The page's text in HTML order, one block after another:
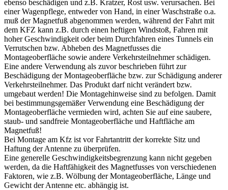
ebenso beschädigen und z.B. Kratzer, Rost usw. verursachen. Bei
einer Wagenpflege, entweder von Hand, in einer Waschstraße o.a.
muß der Magnetfuß abgenommen werden, während der Fahrt mit
dem KFZ kann z.B. durch einen heftigen Windstoß, Fahren mit
hoher Geschwindigkeit oder beim Durchfahren eines Tunnels ein
Verrutschen bzw. Abheben des Magnetfusses die
Montageoberfläche sowie andere Verkehrsteilnehmer schädigen.
Eine andere Verwendung als zuvor beschrieben führt zur
Beschädigung der Montageoberfläche bzw. zur Schädigung anderer
Verkehrsteilnehmer. Das Produkt darf nicht verändert bzw.
umgebaut werden! Die Montagehinweise sind zu befolgen. Damit
bei bestimmungsgemäßer Verwendung eine Beschädigung der
Montageoberfläche vermieden wird, achten Sie auf eine saubere,
staub- und sandfreie Montageoberfläche und Haftfläche am
Magnetfuß!
Bei Montage am Kfz ist vor Fahrtantritt der korrekte Sitz und
Haftung der Antenne zu überprüfen.
Eine generelle Geschwindigkeitsbegrenzung kann nicht gegeben
werden, da die Haftfähigkeit des Magnetfusses von verschiedenen
Faktoren, wie z.B. Wölbung der Montageoberfläche, Länge und
Gewicht der Antenne etc. abhängig ist.